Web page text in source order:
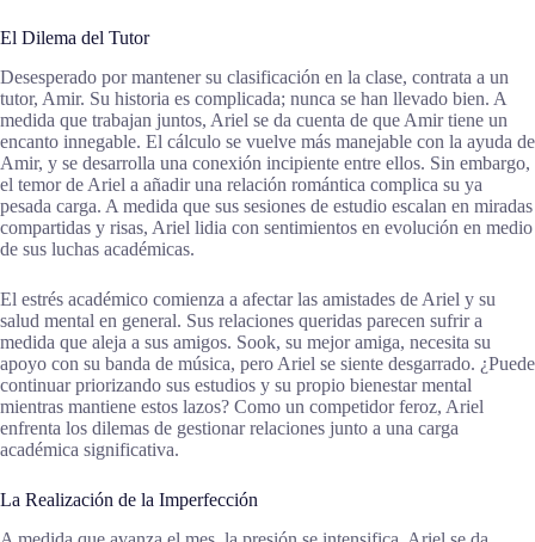
El Dilema del Tutor
Desesperado por mantener su clasificación en la clase, contrata a un
tutor, Amir. Su historia es complicada; nunca se han llevado bien. A
medida que trabajan juntos, Ariel se da cuenta de que Amir tiene un
encanto innegable. El cálculo se vuelve más manejable con la ayuda de
Amir, y se desarrolla una conexión incipiente entre ellos. Sin embargo,
el temor de Ariel a añadir una relación romántica complica su ya
pesada carga. A medida que sus sesiones de estudio escalan en miradas
compartidas y risas, Ariel lidia con sentimientos en evolución en medio
de sus luchas académicas.
El estrés académico comienza a afectar las amistades de Ariel y su
salud mental en general. Sus relaciones queridas parecen sufrir a
medida que aleja a sus amigos. Sook, su mejor amiga, necesita su
apoyo con su banda de música, pero Ariel se siente desgarrado. ¿Puede
continuar priorizando sus estudios y su propio bienestar mental
mientras mantiene estos lazos? Como un competidor feroz, Ariel
enfrenta los dilemas de gestionar relaciones junto a una carga
académica significativa.
La Realización de la Imperfección